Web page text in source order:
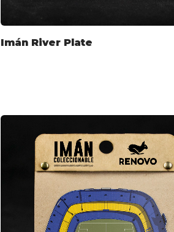
Imán River Plate